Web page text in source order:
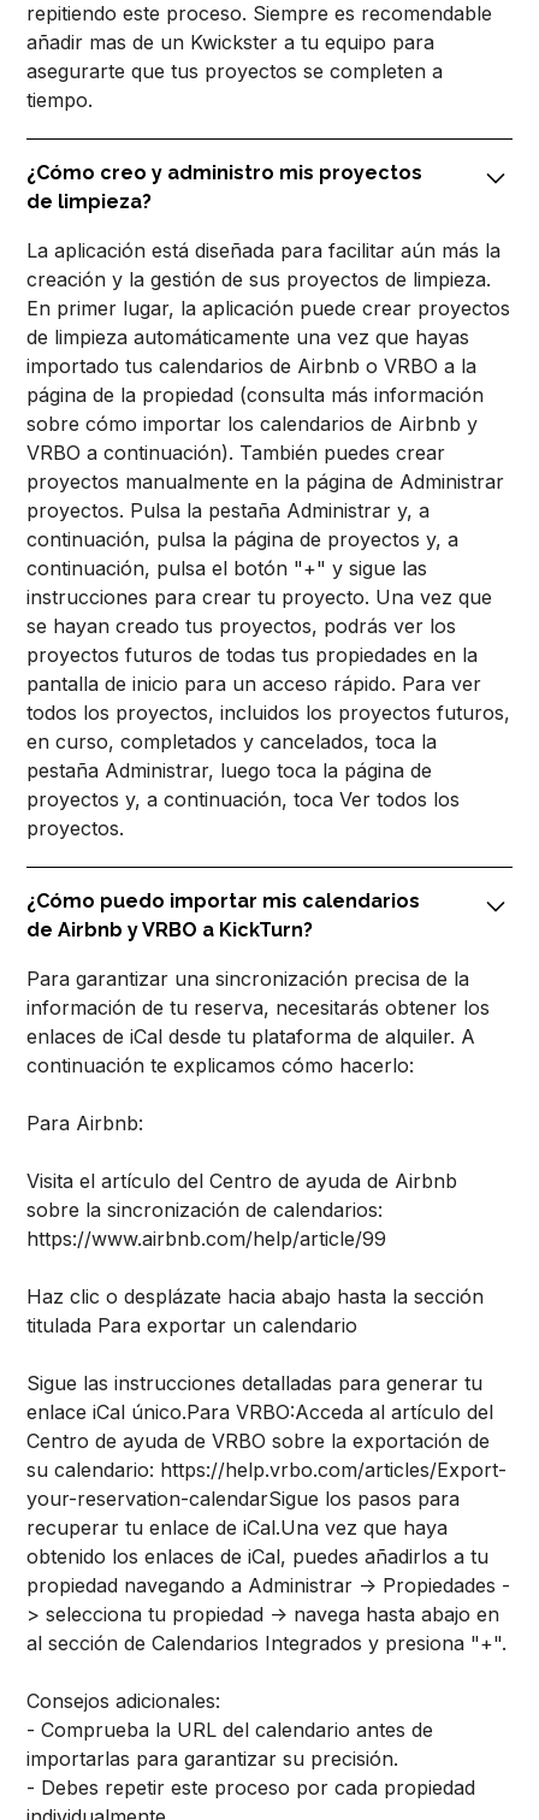
repitiendo este proceso. Siempre es recomendable
añadir mas de un Kwickster a tu equipo para
asegurarte que tus proyectos se completen a
tiempo.
¿Cómo creo y administro mis proyectos
de limpieza?
La aplicación está diseñada para facilitar aún más la
creación y la gestión de sus proyectos de limpieza.
En primer lugar, la aplicación puede crear proyectos
de limpieza automáticamente una vez que hayas
importado tus calendarios de Airbnb o VRBO a la
página de la propiedad (consulta más información
sobre cómo importar los calendarios de Airbnb y
VRBO a continuación). También puedes crear
proyectos manualmente en la página de Administrar
proyectos. Pulsa la pestaña Administrar y, a
continuación, pulsa la página de proyectos y, a
continuación, pulsa el botón "+" y sigue las
instrucciones para crear tu proyecto. Una vez que
se hayan creado tus proyectos, podrás ver los
proyectos futuros de todas tus propiedades en la
pantalla de inicio para un acceso rápido. Para ver
todos los proyectos, incluidos los proyectos futuros,
en curso, completados y cancelados, toca la
pestaña Administrar, luego toca la página de
proyectos y, a continuación, toca Ver todos los
proyectos.
¿Cómo puedo importar mis calendarios
de Airbnb y VRBO a KickTurn?
Para garantizar una sincronización precisa de la
información de tu reserva, necesitarás obtener los
enlaces de iCal desde tu plataforma de alquiler. A
continuación te explicamos cómo hacerlo:
Para Airbnb:
Visita el artículo del Centro de ayuda de Airbnb
sobre la sincronización de calendarios:
https://www.airbnb.com/help/article/99
Haz clic o desplázate hacia abajo hasta la sección
titulada Para exportar un calendario
Sigue las instrucciones detalladas para generar tu
enlace iCal único.Para VRBO:Acceda al artículo del
Centro de ayuda de VRBO sobre la exportación de
su calendario: https://help.vrbo.com/articles/Export-
your-reservation-calendarSigue los pasos para
recuperar tu enlace de iCal.Una vez que haya
obtenido los enlaces de iCal, puedes añadirlos a tu
propiedad navegando a Administrar -> Propiedades -
> selecciona tu propiedad -> navega hasta abajo en
al sección de Calendarios Integrados y presiona "+".
Consejos adicionales:
- Comprueba la URL del calendario antes de
importarlas para garantizar su precisión.
- Debes repetir este proceso por cada propiedad